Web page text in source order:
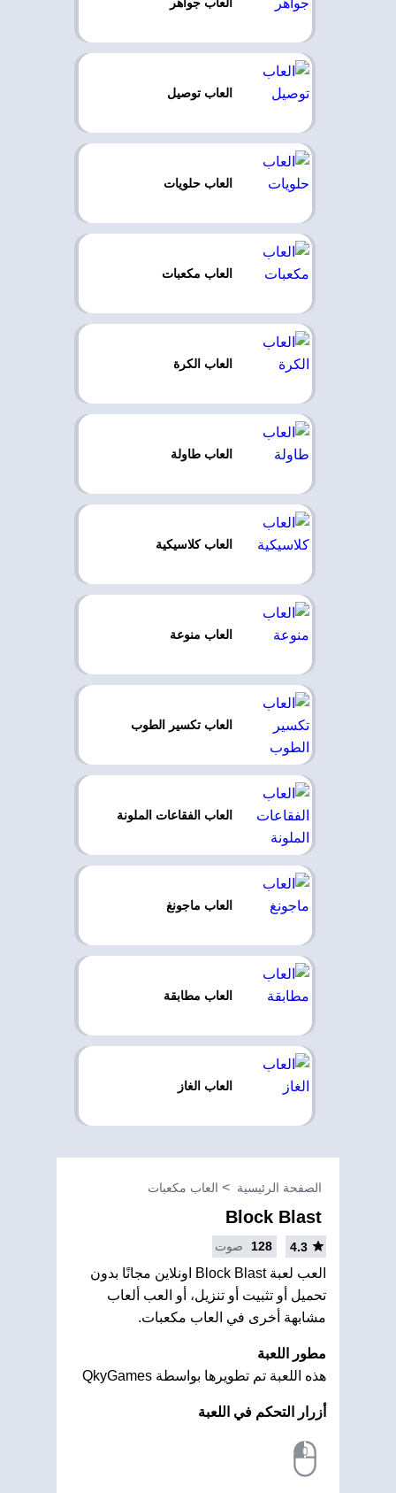
العاب توصيل
العاب حلويات
العاب مكعبات
العاب الكرة
العاب طاولة
العاب كلاسيكية
العاب منوعة
العاب تكسير الطوب
العاب الفقاعات الملونة
العاب ماجونغ
العاب مطابقة
العاب الغاز
الصفحة الرئيسية العاب مكعبات
Block Blast
4.3
128 صوت
العب لعبة Block Blast اونلاين مجانًا بدون
تحميل أو تثبيت أو تنزيل، أو العب ألعاب
مشابهة أخرى في العاب مكعبات.
مطور اللعبة
هذه اللعبة تم تطويرها بواسطة QkyGames
أزرار التحكم في اللعبة